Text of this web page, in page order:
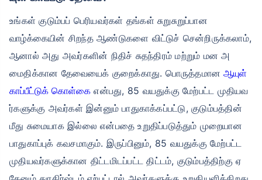
உங்கள் குடும்பப் பெரியவர்கள் தங்கள் சுறுசுறுப்பான
வாழ்க்கையின் சிறந்த ஆண்டுகளை விட்டுச் சென்றிருக்கலாம்,
ஆனால் அது அவர்களின் நிதிச் சுதந்திரம் மற்றும் மன அ
மைதிக்கான தேவையைக் குறைக்காது. பொருத்தமானஆயுள்
காப்பீட்டுக் கொள்கை என்பது, 85 வயதுக்கு மேற்பட்ட முதியவ
ர்களுக்கு அவர்கள் இன்னும் பாதுகாக்கப்பட்டு, குடும்பத்தின்
மீது சுமையாக இல்லை என்பதை உறுதிப்படுத்தும் முறையான
பாதுகாப்புக் கவசமாகும். இருப்பினும், 85 வயதுக்கு மேற்பட்ட
முதியவர்களுக்கான திட்டமிடப்பட்ட திட்டம், குடும்பத்திற்கு ஏ